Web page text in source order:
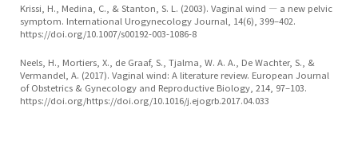
Krissi, H., Medina, C., & Stanton, S. L. (2003). Vaginal wind — a new pelvic
symptom. International Urogynecology Journal, 14(6), 399–402.
https://doi.org/10.1007/s00192-003-1086-8
Neels, H., Mortiers, X., de Graaf, S., Tjalma, W. A. A., De Wachter, S., &
Vermandel, A. (2017). Vaginal wind: A literature review. European Journal
of Obstetrics & Gynecology and Reproductive Biology, 214, 97–103.
https://doi.org/https://doi.org/10.1016/j.ejogrb.2017.04.033